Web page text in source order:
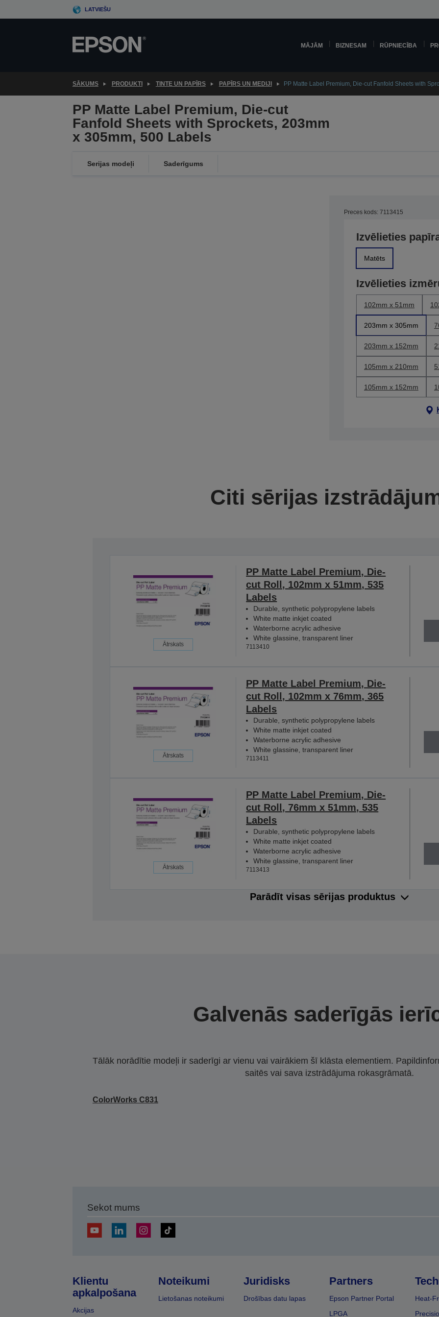
to
LATVIEŠU
MĀJĀM BIZNESAM RŪPNIECĪBA
SĀKUMS PRODUKTI TINTE UN PAPĪRS PAPĪRS UN MEDIJI PP Matte Label Premium, Die-cut Fanfold Sheets with
PP Matte Label Premium, Die-cut
Fanfold Sheets with Sprockets, 203mm
x 305mm, 500 Labels
Serijas modeļi Saderīgums
Preces kods: 7113415
Izvēlieties
Matēts
Izvēlieties
102mm x 51mm
203mm x 305mm
203mm x 152mm
105mm x 210mm
105mm x 152mm
Citi sērijas
Ātrskats
PP Matte Label Premium, Die-
cut Roll, 102mm x 51mm, 535
Labels
Durable, synthetic polypropylene labels
White matte inkjet coated
Waterborne acrylic adhesive
White glassine, transparent liner
7113410
Ātrskats
PP Matte Label Premium, Die-
cut Roll, 102mm x 76mm, 365
Labels
Durable, synthetic polypropylene labels
White matte inkjet coated
Waterborne acrylic adhesive
White glassine, transparent liner
7113411
Ātrskats
PP Matte Label Premium, Die-
cut Roll, 76mm x 51mm, 535
Labels
Durable, synthetic polypropylene labels
White matte inkjet coated
Waterborne acrylic adhesive
White glassine, transparent liner
7113413
Parādīt visas sērijas produktus
Galvenās saderīgās
Tālāk norādītie modeļi ir saderīgi ar vienu vai vairākiem šī klāsta elementiem.
saitēs vai sava izstrādājuma rokasgrāmatā.
ColorWorks C831
Sekot mums
Klientu
apkalpošana
Akcijas
Noteikumi
Lietošanas noteikumi
Juridisks
Drošības datu lapas
Partners
Epson Partner Portal
LPGA
Heat-